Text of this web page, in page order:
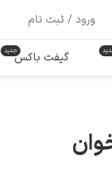
ورود / ثبت نام
گیفت باکس